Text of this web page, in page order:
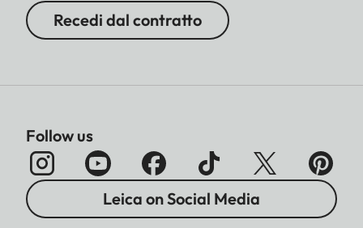
Recedi dal contratto
Follow us
Leica on Social Media